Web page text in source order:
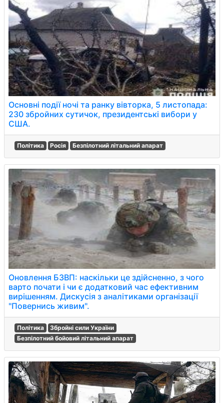
Основні події ночі та ранку вівторка, 5 листопада:
230 збройних сутичок, президентські вибори у
США.
Політика Росія Безпілотний літальний апарат
Оновлення БЗВП: наскільки це здійсненно, з чого
варто почати і чи є додатковий час ефективним
вирішенням. Дискусія з аналітиками організації
"Повернись живим".
Політика
Збройні сили України
Безпілотний бойовий літальний апарат